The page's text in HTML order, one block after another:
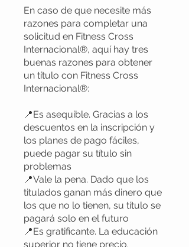
En caso de que necesite más
razones para completar una
solicitud en Fitness Cross
Internacional®, aquí hay tres
buenas razones para obtener
un título con Fitness Cross
Internacional®:
📍Es asequible. Gracias a los
descuentos en la inscripción y
los planes de pago fáciles,
puede pagar su título sin
problemas
📍Vale la pena. Dado que los
titulados ganan más dinero que
los que no lo tienen, su título se
pagará solo en el futuro
📍Es gratificante. La educación
superior no tiene precio.